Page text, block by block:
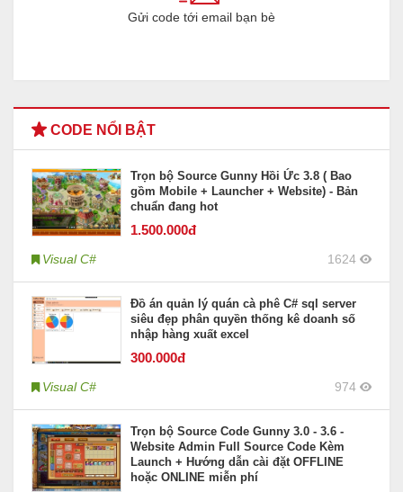
Gửi code tới email bạn bè
CODE NỔI BẬT
Trọn bộ Source Gunny Hồi Ức 3.8 ( Bao
gồm Mobile + Launcher + Website) - Bản
chuẩn đang hot
1.500.000đ
Visual C# 1624
Đồ án quản lý quán cà phê C# sql server
siêu đẹp phân quyền thống kê doanh số
nhập hàng xuất excel
300.000đ
Visual C# 974
Trọn bộ Source Code Gunny 3.0 - 3.6 -
Website Admin Full Source Code Kèm
Launch + Hướng dẫn cài đặt OFFLINE
hoặc ONLINE miễn phí